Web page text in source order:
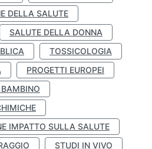
DELLA SALUTE
SALUTE DELLA DONNA
TOSSICOLOGIA
PROGETTI EUROPEI
IMPATTO SULLA SALUTE
STUDI IN VIVO